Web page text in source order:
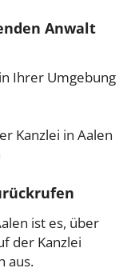
Anwalt
Ihrer Umgebung
Kanzlei in Aalen
ist es, über
der Kanzlei
aus.